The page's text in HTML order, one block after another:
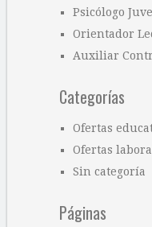
Psicólogo
Orientador
Auxiliar
Categorías
Ofertas
Ofertas
Sin categoría
Páginas